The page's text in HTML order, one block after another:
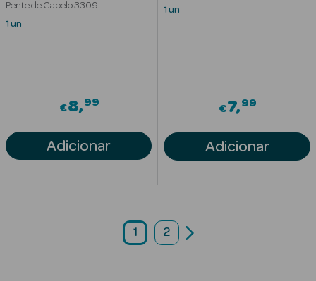
Perfumes
Perfumadas
Pente de Cabelo 3309
1 un
€8 99
Adicionar
1 un
€7 99
Adicionar
1 2